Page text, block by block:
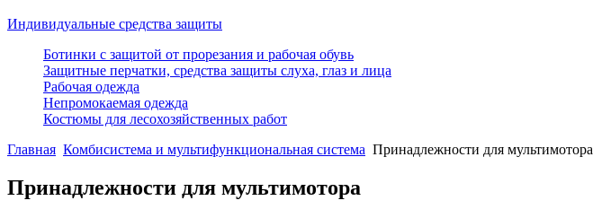
Индивидуальные средства защиты
Ботинки с защитой от прорезания и рабочая обувь
Защитные перчатки, средства защиты слуха, глаз и лица
Рабочая одежда
Непромокаемая одежда
Костюмы для лесохозяйственных работ
Главная Комбисистема и мультифункциональная система Принадлежности для мультимотора
Принадлежности для мультимотора